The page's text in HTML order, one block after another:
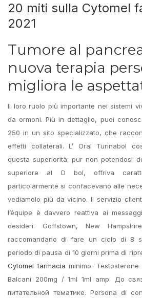
20 miti sulla Cytomel
2021
Tumore al
nuova terapia
migliora le
Il loro ruolo più importante nei sistemi
da ormoni. Più in dettaglio, puoi
250 in un sito specializzato, che
effetti collaterali. L’ Oral Turinabol
questa superiorità: pur non potendosi
superiore al D bol, offriva
particolarmente si confacevano alle
vediamolo più da vicino. Il servizio
l’équipe è davvero reattiva ai
desideri. Goffstown, New
raccomandano di fare un ciclo di 8
periodo di pausa di 10 giorni prima di
Cytomel farmacia minimo.
Balcani 200mg / 1ml 1ml amp. До
питательной тематике. Persona di